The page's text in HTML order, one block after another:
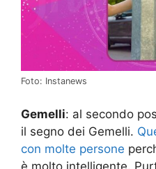
Foto: Instanews
Gemelli: al secondo
il segno dei Gemelli.
con molte persone
è molto intelligente.